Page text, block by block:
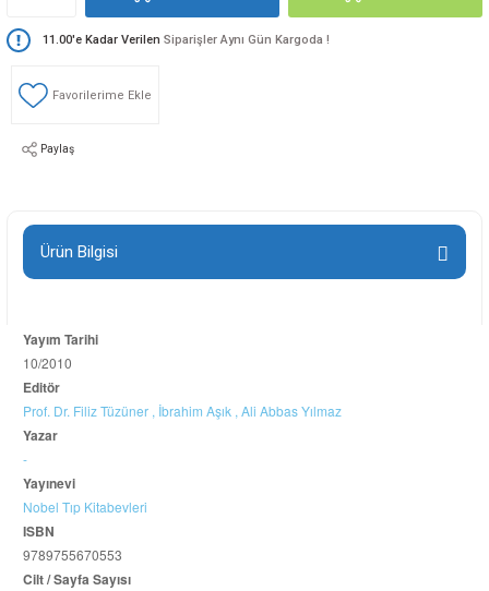
11.00'e Kadar Verilen Siparişler Aynı Gün Kargoda !
Paylaş
Ürün Bilgisi
Yayım Tarihi
10/2010
Editör
Prof. Dr. Filiz Tüzüner , İbrahim Aşık , Ali Abbas Yılmaz
Yazar
-
Yayınevi
Nobel Tıp Kitabevleri
ISBN
9789755670553
Cilt / Sayfa Sayısı